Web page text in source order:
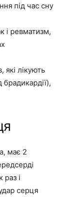
під час сну
і ревматизм,
які лікують
має 2
раз і
серця